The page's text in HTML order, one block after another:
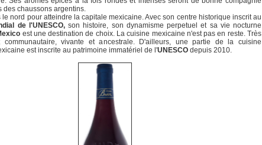
des chaussons argentins.
le nord pour atteindre la capitale mexicaine. Avec son centre historique inscrit au
de l'UNESCO,son histoire, son dynamisme perpetuel et sa vie nocturne
est une destination de choix. La cuisine mexicaine n'est pas en reste. Très
vivante et ancestrale. D'ailleurs, une partie de la cuisine
est inscrite au patrimoine immatériel de l'UNESCO depuis 2010.